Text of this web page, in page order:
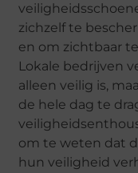
zichzelf te
en om zichtbaar
Lokale bedrijven
alleen veilig is,
de hele dag te
om te weten dat
hun veiligheid